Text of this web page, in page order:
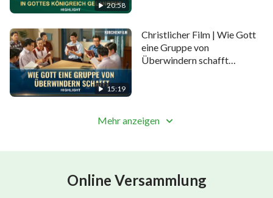
20:58
15:19
Christlicher Film | Wie Gott
eine Gruppe von
Überwindern schafft
Mehr anzeigen
Online Versammlung